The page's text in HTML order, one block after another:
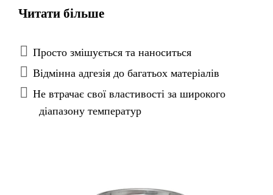
(ТПО) гідроізоляційних стрічок, що входять до
різних типів основ, як всередині приміщень, так
і назовні. Слід використовувати за температури
від +5 °C до +15 °C
Читати більше
Просто змішується та наноситься
Відмінна адгезія до багатьох матеріалів
Не втрачає свої властивості за широкого
діапазону температур